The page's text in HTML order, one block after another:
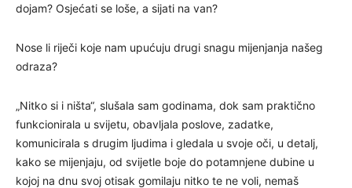
dojam? Osjećati se loše, a sijati na van?
Nose li riječi koje nam upućuju drugi snagu mijenjanja našeg
odraza?
„Nitko si i ništa“, slušala sam godinama, dok sam praktično
funkcionirala u svijetu, obavljala poslove, zadatke,
komunicirala s drugim ljudima i gledala u svoje oči, u detalj,
kako se mijenjaju, od svijetle boje do potamnjene dubine u
kojoj na dnu svoj otisak gomilaju nitko te ne voli, nemaš